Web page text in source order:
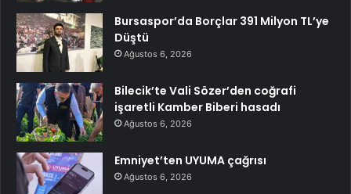
Bursaspor’da Borçlar 391 Milyon TL’ye
Düştü
Ağustos 6, 2026
Bilecik’te Vali Sözer’den coğrafi
işaretli Kamber Biberi hasadı
Ağustos 6, 2026
Emniyet’ten UYUMA çağrısı
Ağustos 6, 2026